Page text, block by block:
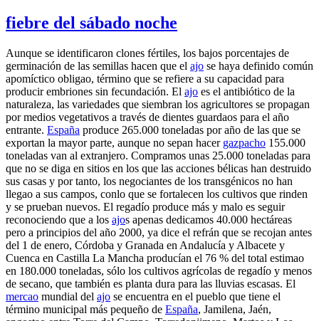
fiebre del sábado noche
Aunque se identificaron clones fértiles, los bajos porcentajes de
germinación de las semillas hacen que el ajo se haya definido común
apomíctico obligao, término que se refiere a su capacidad para
producir embriones sin fecundación. El ajo es el antibiótico de la
naturaleza, las variedades que siembran los agricultores se propagan
por medios vegetativos a través de dientes guardaos para el año
entrante. España produce 265.000 toneladas por año de las que se
exportan la mayor parte, aunque no sepan hacer gazpacho 155.000
toneladas van al extranjero. Compramos unas 25.000 toneladas para
que no se diga en sitios en los que las acciones bélicas han destruido
sus casas y por tanto, los negociantes de los transgénicos no han
llegao a sus campos, conlo que se fortalecen los cultivos que rinden
y se prueban nuevos. El regadío produce más y malo es seguir
reconociendo que a los ajos apenas dedicamos 40.000 hectáreas
pero a principios del año 2000, ya dice el refrán que se recojan antes
del 1 de enero, Córdoba y Granada en Andalucía y Albacete y
Cuenca en Castilla La Mancha producían el 76 % del total estimao
en 180.000 toneladas, sólo los cultivos agrícolas de regadío y menos
de secano, que también es planta dura para las lluvias escasas. El
mercao mundial del ajo se encuentra en el pueblo que tiene el
término municipal más pequeño de España, Jamilena, Jaén,